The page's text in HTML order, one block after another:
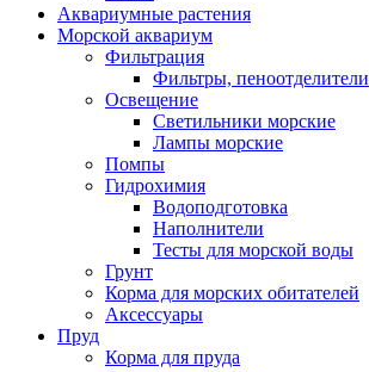
Аквариумные растения
Морской аквариум
Фильтрация
Фильтры, пеноотделители
Освещение
Светильники морские
Лампы морские
Помпы
Гидрохимия
Водоподготовка
Наполнители
Тесты для морской воды
Грунт
Корма для морских обитателей
Аксессуары
Пруд
Корма для пруда